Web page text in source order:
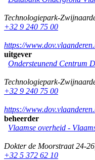
Technologiepark-
+32 9 240 75 00
https://
uitgever
Ondersteunend Centrum
Technologiepark-
+32 9 240 75 00
https://
beheerder
Vlaamse overheid -
Dokter de Moorstraat 24-26
+32 5 372 62 10